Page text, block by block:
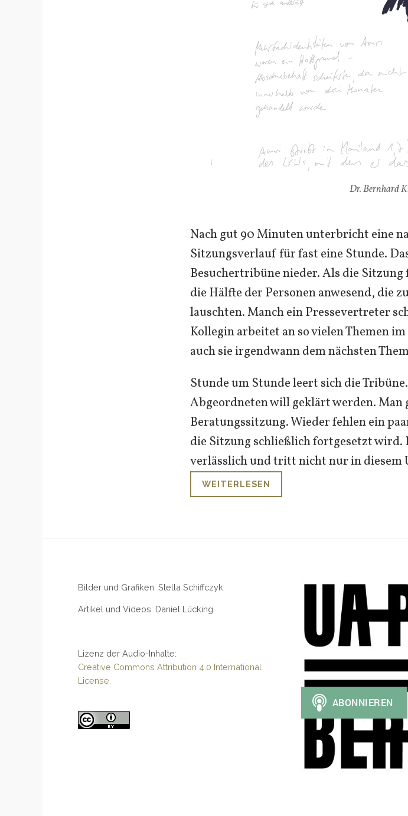
Dr. Bernhard
Nach gut 90 Minuten unterbricht eine
Sitzungsverlauf für fast eine Stunde.
Besuchertribüne nieder. Als die
die Hälfte der Personen anwesend, die
lauschten. Manch ein Pressevertreter
Kollegin arbeitet an so vielen Themen
auch sie irgendwann dem nächsten
Stunde um Stunde leert sich die
Abgeordneten will geklärt werden.
Beratungssitzung. Wieder fehlen ein
die Sitzung schließlich fortgesetzt wird.
verlässlich und tritt nicht nur in diesem
WEITERLESEN
Bilder und Grafiken: Stella Schiffczyk
Artikel und Videos: Daniel Lücking
Lizenz der Audio-Inhalte:
Creative Commons Attribution 4.0 International
License.